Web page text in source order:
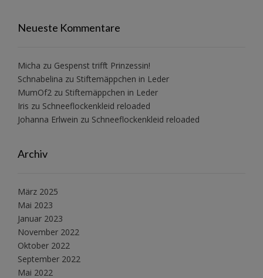
Neueste Kommentare
Micha zu Gespenst trifft Prinzessin!
Schnabelina zu Stiftemäppchen in Leder
MumOf2 zu Stiftemäppchen in Leder
Iris zu Schneeflockenkleid reloaded
Johanna Erlwein zu Schneeflockenkleid reloaded
Archiv
März 2025
Mai 2023
Januar 2023
November 2022
Oktober 2022
September 2022
Mai 2022